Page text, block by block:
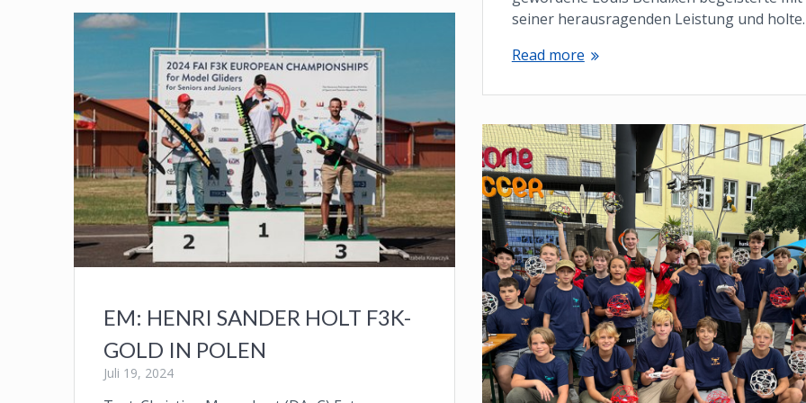
seiner herausragenden Leistung und
Read more
EM: HENRI SANDER HOLT F3K-
GOLD IN POLEN
Juli 19, 2024